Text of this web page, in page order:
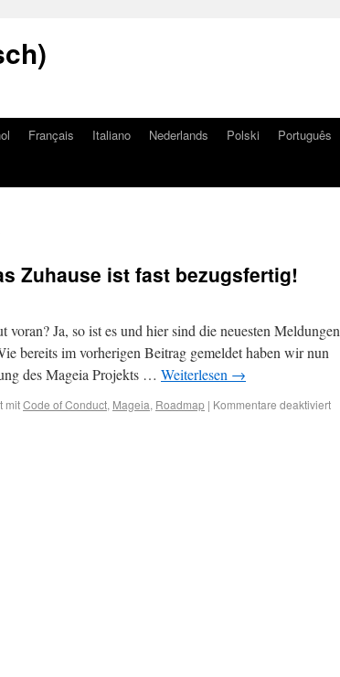
Français Italiano Nederlands Polski Português
Zuhause ist fast bezugsfertig!
Ja, so ist es und hier sind die neuesten Meldungen
bereits im vorherigen Beitrag gemeldet haben wir nun
des Mageia Projekts … Weiterlesen →
mitCode of Conduct, Mageia, Roadmap | Kommentare deaktiviert